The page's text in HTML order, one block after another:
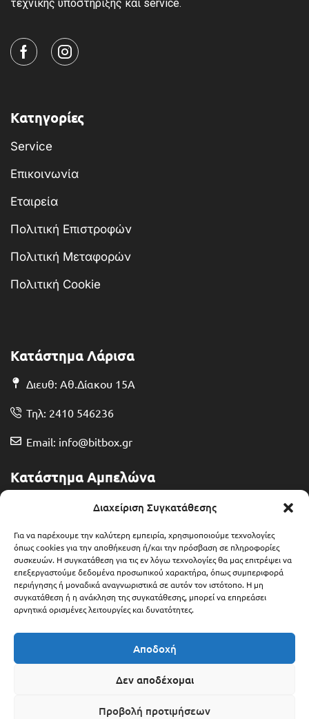
Διαχείριση Συγκατάθεσης
Για να παρέχουμε την καλύτερη εμπειρία, χρησιμοποιούμε τεχνολογίες
όπως cookies για την αποθήκευση ή/και την πρόσβαση σε πληροφορίες
συσκευών. Η συγκατάθεση για τις εν λόγω τεχνολογίες θα μας επιτρέψει να
επεξεργαστούμε δεδομένα προσωπικού χαρακτήρα, όπως συμπεριφορά
περιήγησης ή μοναδικά αναγνωριστικά σε αυτόν τον ιστότοπο. Η μη
συγκατάθεση ή η ανάκληση της συγκατάθεσης, μπορεί να επηρεάσει
αρνητικά ορισμένες λειτουργίες και δυνατότητες.
Αποδοχή
Δεν αποδέχομαι
Προβολή προτιμήσεων
τεχνικής υποστήριξης και service.
Κατηγορίες
Service
Επικοινωνία
Εταιρεία
Πολιτική Επιστροφών
Πολιτική Μεταφορών
Πολιτική Cookie
Κατάστημα Λάρισα
Διευθ: Αθ.Δίακου 15Α
Τηλ: 2410 546236
Email: info@bitbox.gr
Κατάστημα Αμπελώνα
Διευθ: Θερμοπυλών 13
Τηλ: 2492 401071
Email: ampelonas@bitbox.gr